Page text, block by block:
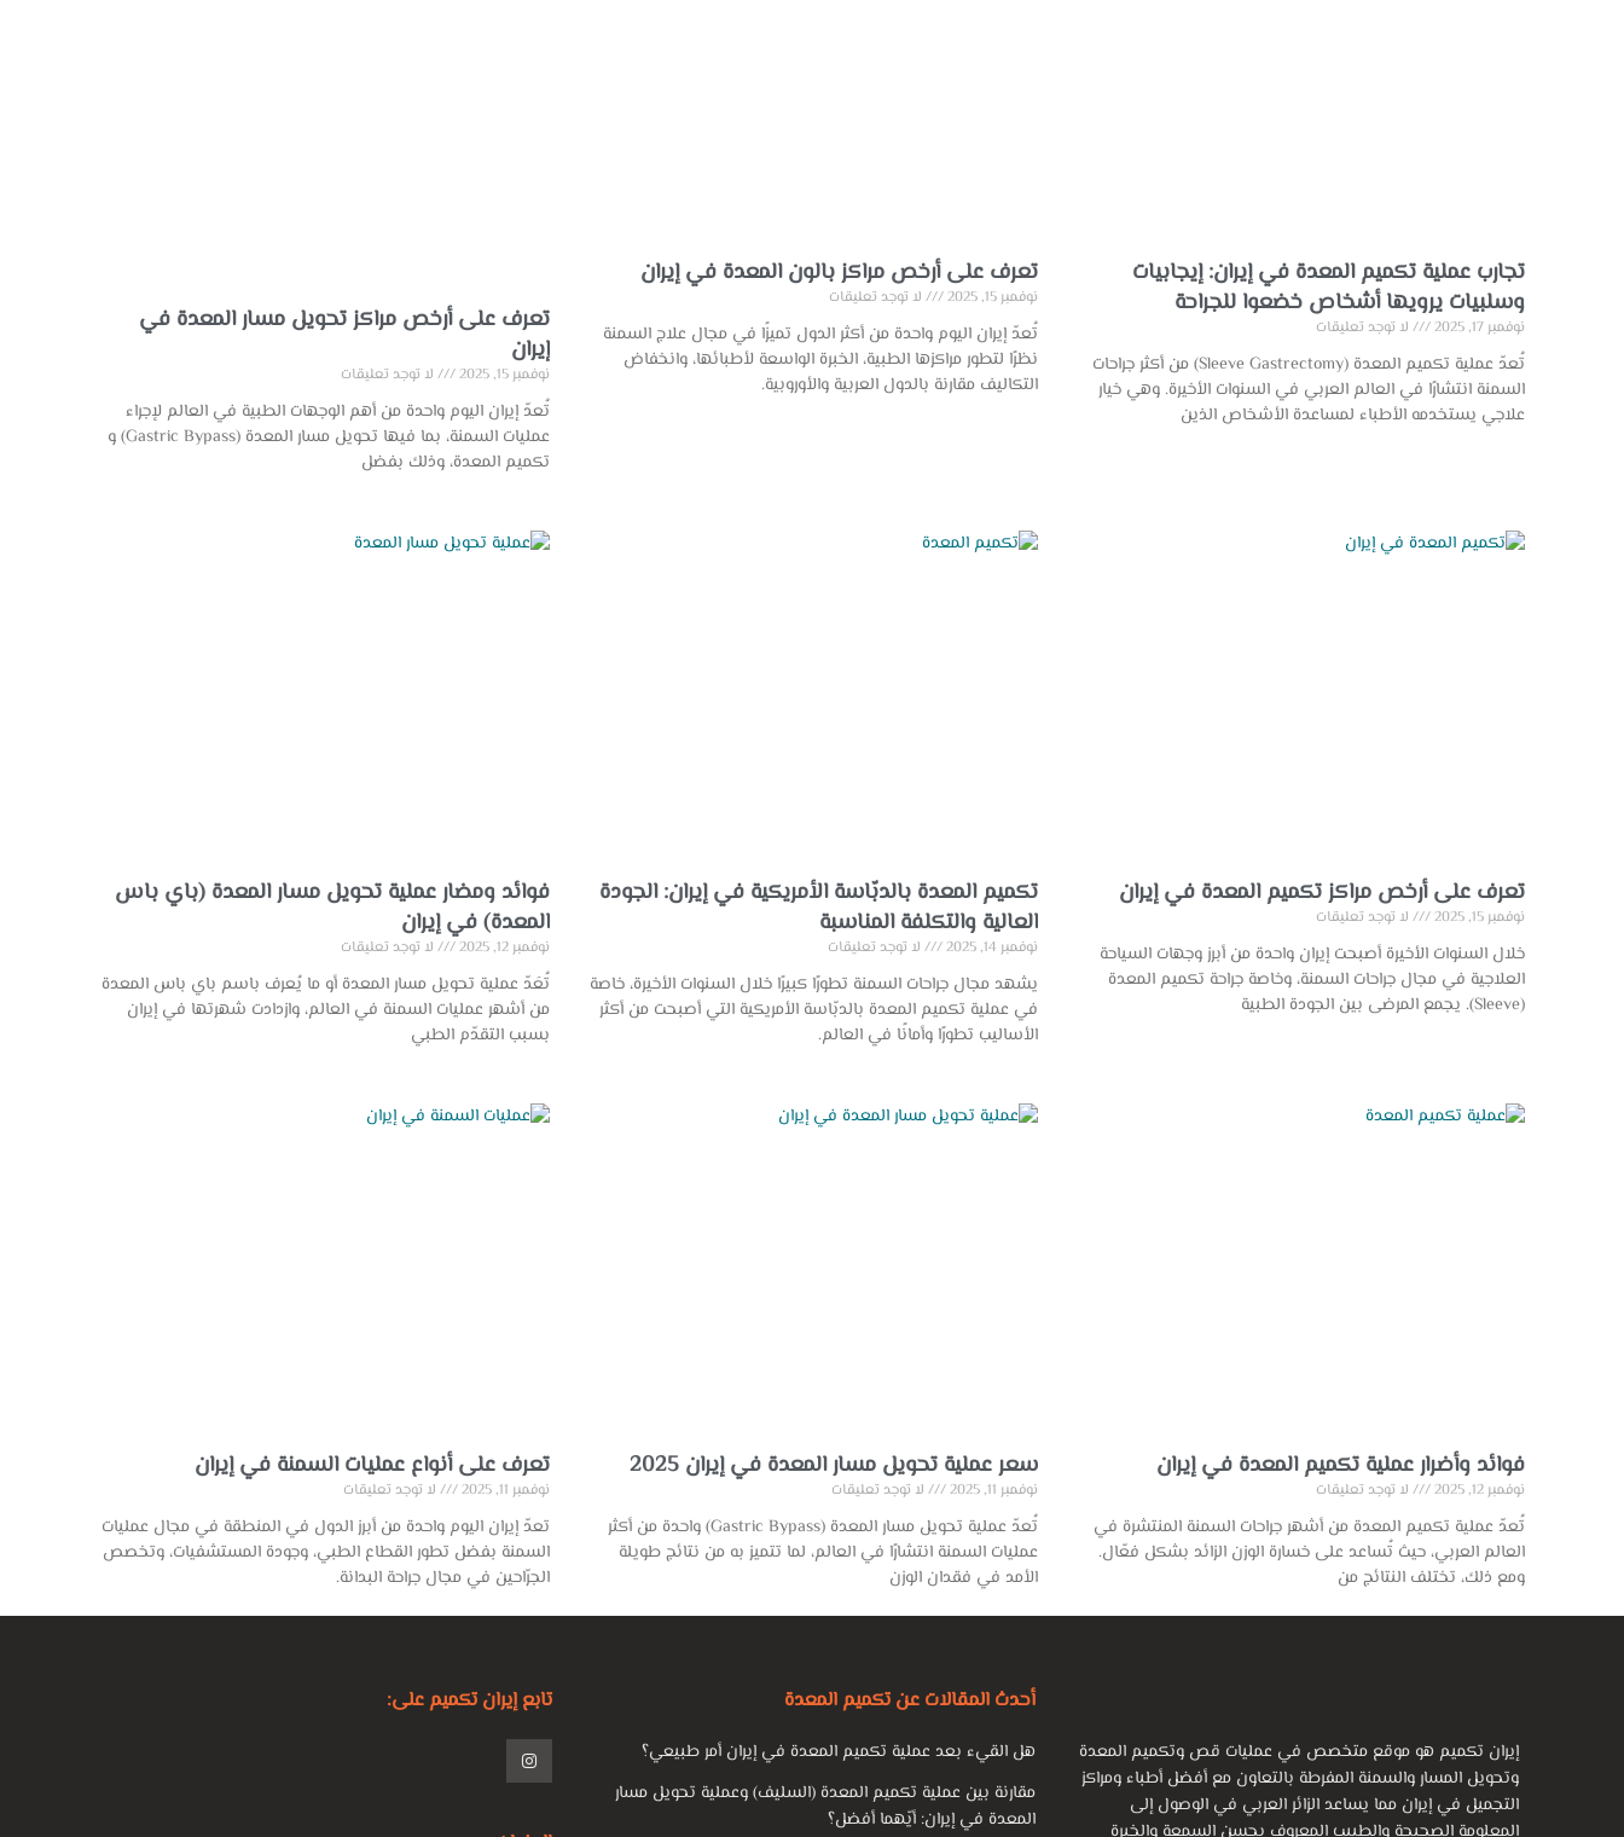
تجارب عملية تكميم المعدة في إيران: إيجابيات
وسلبيات يرويها أشخاص خضعوا للجراحة
نوفمبر 17, 2025 لا توجد تعليقات
تُعدّ عملية تكميم المعدة (Sleeve Gastrectomy) من أكثر جراحات
السمنة انتشارًا في العالم العربي في السنوات الأخيرة. وهي خيار
علاجي يستخدمه الأطباء لمساعدة الأشخاص الذين
تعرف على أرخص مراكز بالون المعدة في إيران
نوفمبر 15, 2025 لا توجد تعليقات
تُعدّ إيران اليوم واحدة من أكثر الدول تميزًا في مجال علاج السمنة
نظرًا لتطور مراكزها الطبية، الخبرة الواسعة لأطبائها، وانخفاض
التكاليف مقارنة بالدول العربية والأوروبية.
تعرف على أرخص مراكز تحويل مسار المعدة في
إيران
نوفمبر 15, 2025 لا توجد تعليقات
تُعدّ إيران اليوم واحدة من أهم الوجهات الطبية في العالم لإجراء
عمليات السمنة، بما فيها تحويل مسار المعدة (Gastric Bypass) و
تكميم المعدة، وذلك بفضل
تعرف على أرخص مراكز تكميم المعدة في إيران
نوفمبر 15, 2025 لا توجد تعليقات
خلال السنوات الأخيرة أصبحت إيران واحدة من أبرز وجهات السياحة
العلاجية في مجال جراحات السمنة، وخاصة جراحة تكميم المعدة
(Sleeve). يجمع المرضى بين الجودة الطبية
تكميم المعدة بالدبّاسة الأمريكية في إيران: الجودة
العالية والتكلفة المناسبة
نوفمبر 14, 2025 لا توجد تعليقات
يشهد مجال جراحات السمنة تطورًا كبيرًا خلال السنوات الأخيرة، خاصة
في عملية تكميم المعدة بالدبّاسة الأمريكية التي أصبحت من أكثر
الأساليب تطورًا وأمانًا في العالم.
فوائد ومضار عملية تحويل مسار المعدة (باي باس
المعدة) في إيران
نوفمبر 12, 2025 لا توجد تعليقات
تُعَدّ عملية تحويل مسار المعدة أو ما يُعرف باسم باي باس المعدة
من أشهر عمليات السمنة في العالم، وازدادت شهرتها في إيران
بسبب التقدّم الطبي
فوائد وأضرار عملية تكميم المعدة في إيران
نوفمبر 12, 2025 لا توجد تعليقات
تُعدّ عملية تكميم المعدة من أشهر جراحات السمنة المنتشرة في
العالم العربي، حيث تُساعد على خسارة الوزن الزائد بشكل فعّال.
ومع ذلك، تختلف النتائج من
سعر عملية تحويل مسار المعدة في إيران 2025
نوفمبر 11, 2025 لا توجد تعليقات
تُعدّ عملية تحويل مسار المعدة (Gastric Bypass) واحدة من أكثر
عمليات السمنة انتشارًا في العالم، لما تتميز به من نتائج طويلة
الأمد في فقدان الوزن
تعرف على أنواع عمليات السمنة في إيران
نوفمبر 11, 2025 لا توجد تعليقات
تعدّ إيران اليوم واحدة من أبرز الدول في المنطقة في مجال عمليات
السمنة بفضل تطور القطاع الطبي، وجودة المستشفيات، وتخصص
الجرّاحين في مجال جراحة البدانة.
إيران تكميم هو موقع متخصص في عمليات قص وتكميم المعدة
وتحويل المسار والسمنة المفرطة بالتعاون مع أفضل أطباء ومراكز
التجميل في إيران مما يساعد الزائر العربي في الوصول إلى
أحدث المقالات عن تكميم المعدة
هل القيء بعد عملية تكميم المعدة في إيران أمر طبيعي؟
مقارنة بين عملية تكميم المعدة (السليف) وعملية تحويل مسار
المعدة في إيران: أيّهما أفضل؟
تابع إيران تكميم على: